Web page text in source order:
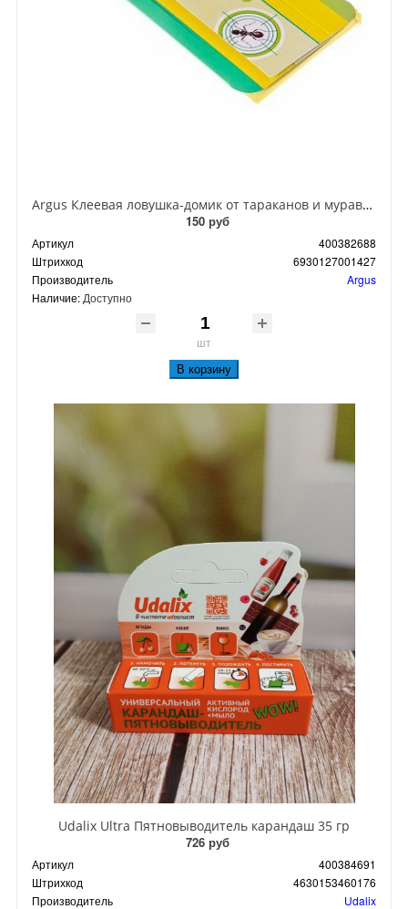
Argus Клеевая ловушка-домик от тараканов и муравьев
150 руб
Артикул
400382688
Штрихкод
6930127001427
Производитель
Argus
Наличие: Доступно
шт
В корзину
Udalix Ultra Пятновыводитель карандаш 35 гр
726 руб
Артикул
400384691
Штрихкод
4630153460176
Производитель
Udalix